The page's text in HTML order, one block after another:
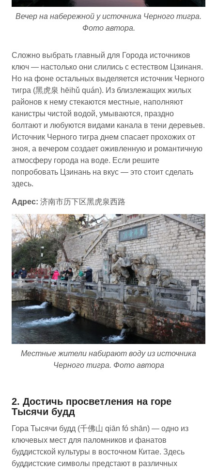
Вечер на набережной у источника Черного тигра.
Фото автора.
Сложно выбрать главный для Города источников
ключ — настолько они слились с естеством Цзинаня.
Но на фоне остальных выделяется источник Черного
тигра (黑虎泉 hēihǔ quán). Из близлежащих жилых
районов к нему стекаются местные, наполняют
канистры чистой водой, умываются, праздно
болтают и любуются видами канала в тени деревьев.
Источник Черного тигра днем спасает прохожих от
зноя, а вечером создает оживленную и романтичную
атмосферу города на воде. Если решите
попробовать Цзинань на вкус — это стоит сделать
здесь.
Адрес: 济南市历下区黑虎泉西路
Местные жители набирают воду из источника
Черного тигра. Фото автора
2. Достичь просветления на горе
Тысячи будд
Гора Тысячи будд (千佛山 qiān fó shān) — одно из
ключевых мест для паломников и фанатов
буддистской культуры в восточном Китае. Здесь
буддистские символы предстают в различных